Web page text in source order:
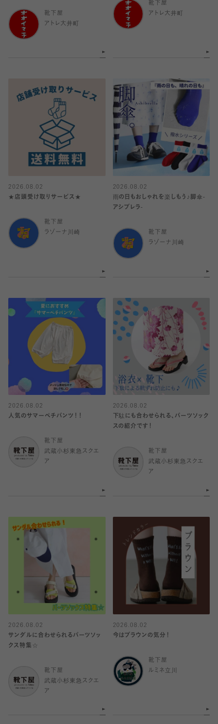
靴下屋
アトレ大井町
靴下屋
アトレ大井町
2026.08.02
★店頭受け取りサービス★
靴下屋
ラゾーナ川崎
2026.08.02
雨の日もおしゃれを楽しもう♪脚傘-
アシブレラ-
靴下屋
ラゾーナ川崎
2026.08.02
人気のサマーペチパンツ！！
靴下屋
武蔵小杉東急スクエ
ア
2026.08.02
下駄にも合わせられる、パーツソック
スの紹介です！
靴下屋
武蔵小杉東急スクエ
ア
2026.08.02
サンダルに合わせられるパーツソッ
クス特集☆
靴下屋
武蔵小杉東急スクエ
ア
2026.08.02
今はブラウンの気分！
靴下屋
ルミネ立川